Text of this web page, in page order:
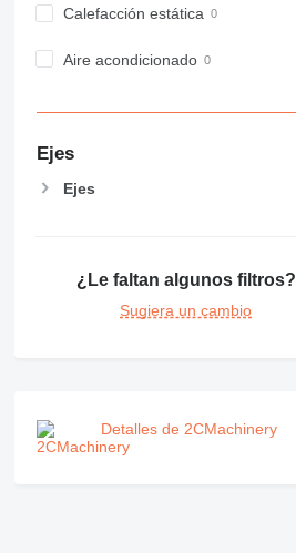
C-series
CS
E-series
IT
NR
Calefacción estática
Aire acondicionado
Ejes
Ejes
¿Le faltan algunos filtros?
Sugiera un cambio
Detalles de 2CMachinery